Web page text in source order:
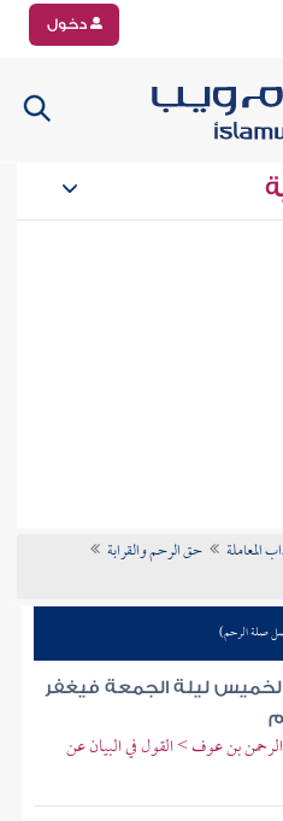
دخول
المعاملة
حق الرحم والقرابة
صلة الرحم)
ليلة الجمعة فيغفر
بن عوف > القول في البيان عن